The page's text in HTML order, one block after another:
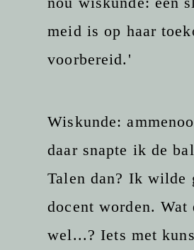
meid is op haar
voorbereid.'
Wiskunde:
daar snapte ik de
Talen dan? Ik wilde
docent worden. Wat
wel...? Iets met